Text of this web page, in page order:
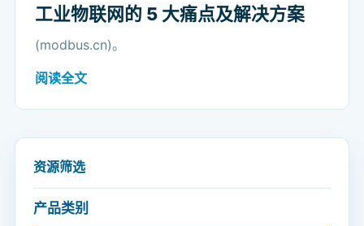
工业物联网的 5 大痛点及解决方案
(modbus.cn)。
阅读全文
资源筛选
产品类别